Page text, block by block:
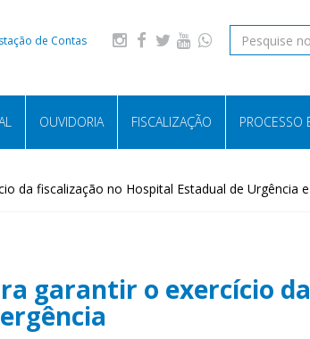
de Contas
OUVIDORIA FISCALIZAÇÃO PROCESSO
da fiscalização no Hospital Estadual de Urgência
garantir o exercício